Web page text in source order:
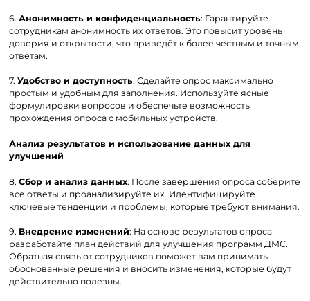
6.Анонимность и конфиденциальность: Гарантируйте
сотрудникам анонимность их ответов. Это повысит уровень
доверия и открытости, что приведёт к более честным и точным
ответам.
7.Удобство и доступность: Сделайте опрос максимально
простым и удобным для заполнения. Используйте ясные
формулировки вопросов и обеспечьте возможность
прохождения опроса с мобильных устройств.
Анализ результатов и использование данных для
улучшений
8.Сбор и анализ данных: После завершения опроса соберите
все ответы и проанализируйте их. Идентифицируйте
ключевые тенденции и проблемы, которые требуют внимания.
9. Внедрение изменений: На основе результатов опроса
разработайте план действий для улучшения программ ДМС.
Обратная связь от сотрудников поможет вам принимать
обоснованные решения и вносить изменения, которые будут
действительно полезны.